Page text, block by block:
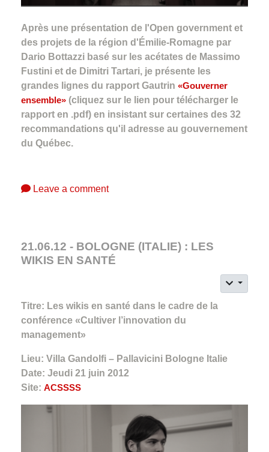
Après une présentation de l'Open government et
des projets de la région d'Émilie-Romagne par
Dario Bottazzi basé sur les acétates de Massimo
Fustini et de Dimitri Tartari, je présente les
grandes lignes du rapport Gautrin «Gouverner
ensemble» (cliquez sur le lien pour télécharger le
rapport en .pdf) en insistant sur certaines des 32
recommandations qu'il adresse au gouvernement
du Québec.
Leave a comment
21.06.12 - BOLOGNE (ITALIE) : LES
WIKIS EN SANTÉ
Titre: Les wikis en santé dans le cadre de la
conférence «Cultiver l’innovation du
management»
Lieu: Villa Gandolfi – Pallavicini Bologne Italie
Date: Jeudi 21 juin 2012
Site: ACSSSS